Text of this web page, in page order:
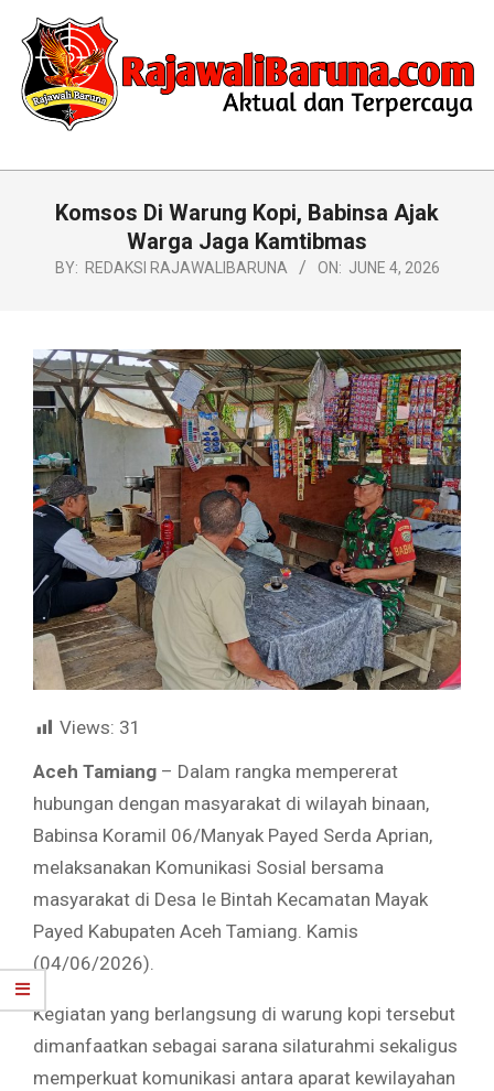
content
Primary
Komsos Di Warung Kopi, Babinsa Ajak
Warga Jaga Kamtibmas
BY: REDAKSI RAJAWALIBARUNA ON: JUNE 4, 2026
Views: 31
Aceh Tamiang – Dalam rangka mempererat
hubungan dengan masyarakat di wilayah binaan,
Babinsa Koramil 06/Manyak Payed Serda Aprian,
melaksanakan Komunikasi Sosial bersama
masyarakat di Desa Ie Bintah Kecamatan Mayak
Payed Kabupaten Aceh Tamiang. Kamis
(04/06/2026).
Kegiatan yang berlangsung di warung kopi tersebut
dimanfaatkan sebagai sarana silaturahmi sekaligus
memperkuat komunikasi antara aparat kewilayahan